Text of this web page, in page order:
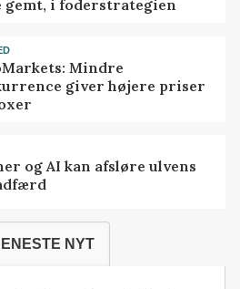
gemt, i foderstrategien
Mindre
giver højere priser
og AI kan afsløre ulvens
NYT